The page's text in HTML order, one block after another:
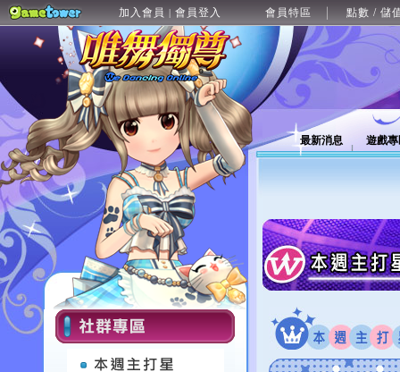
加入會員 | 會員登入 會員特區 點數 / 儲
最新消息 遊戲